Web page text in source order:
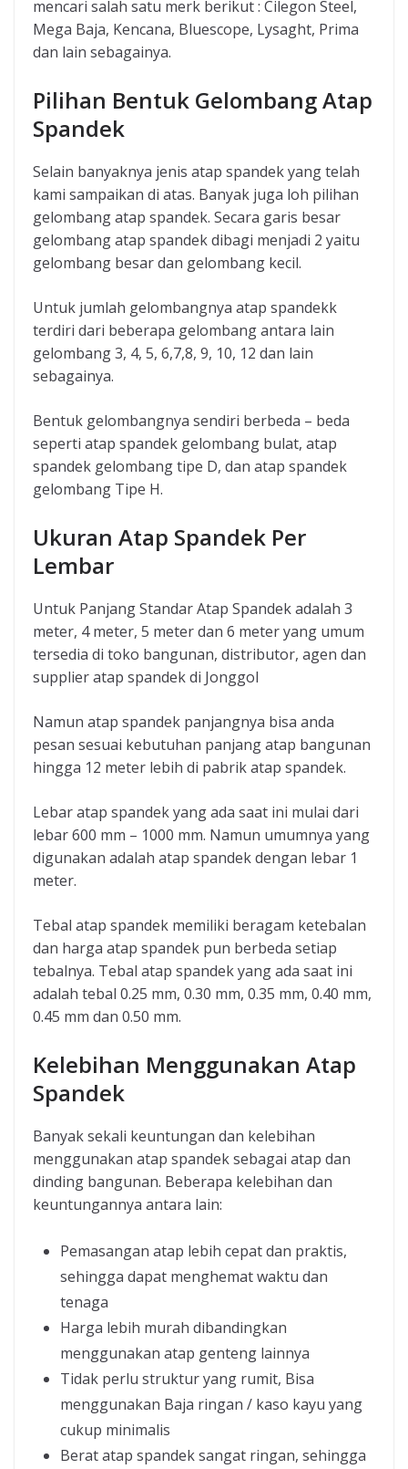
mencari salah satu merk berikut : Cilegon Steel,
Mega Baja, Kencana, Bluescope, Lysaght, Prima
dan lain sebagainya.
Pilihan Bentuk Gelombang Atap
Spandek
Selain banyaknya jenis atap spandek yang telah
kami sampaikan di atas. Banyak juga loh pilihan
gelombang atap spandek. Secara garis besar
gelombang atap spandek dibagi menjadi 2 yaitu
gelombang besar dan gelombang kecil.
Untuk jumlah gelombangnya atap spandekk
terdiri dari beberapa gelombang antara lain
gelombang 3, 4, 5, 6,7,8, 9, 10, 12 dan lain
sebagainya.
Bentuk gelombangnya sendiri berbeda – beda
seperti atap spandek gelombang bulat, atap
spandek gelombang tipe D, dan atap spandek
gelombang Tipe H.
Ukuran Atap Spandek Per
Lembar
Untuk Panjang Standar Atap Spandek adalah 3
meter, 4 meter, 5 meter dan 6 meter yang umum
tersedia di toko bangunan, distributor, agen dan
supplier atap spandek di Jonggol
Namun atap spandek panjangnya bisa anda
pesan sesuai kebutuhan panjang atap bangunan
hingga 12 meter lebih di pabrik atap spandek.
Lebar atap spandek yang ada saat ini mulai dari
lebar 600 mm – 1000 mm. Namun umumnya yang
digunakan adalah atap spandek dengan lebar 1
meter.
Tebal atap spandek memiliki beragam ketebalan
dan harga atap spandek pun berbeda setiap
tebalnya. Tebal atap spandek yang ada saat ini
adalah tebal 0.25 mm, 0.30 mm, 0.35 mm, 0.40 mm,
0.45 mm dan 0.50 mm.
Kelebihan Menggunakan Atap
Spandek
Banyak sekali keuntungan dan kelebihan
menggunakan atap spandek sebagai atap dan
dinding bangunan. Beberapa kelebihan dan
keuntungannya antara lain:
Pemasangan atap lebih cepat dan praktis,
sehingga dapat menghemat waktu dan
tenaga
Harga lebih murah dibandingkan
menggunakan atap genteng lainnya
Tidak perlu struktur yang rumit, Bisa
menggunakan Baja ringan / kaso kayu yang
cukup minimalis
Berat atap spandek sangat ringan, sehingga